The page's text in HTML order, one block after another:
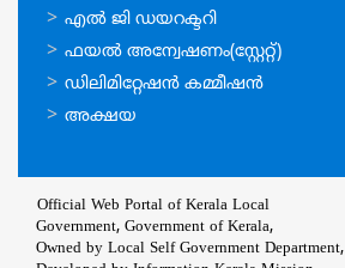
ഉപയോഗപ്രദമായ
കണ്ണികള്‍
എല്‍ ജി ഡയറക്ടറി
ഫയല്‍ അന്വേഷണം(സ്റ്റേറ്റ്)
ഡിലിമിറ്റേഷന്‍ കമ്മീഷന്‍
അക്ഷയ
Official Web Portal of Kerala Local
Government, Government of Kerala,
Owned by Local Self Government Department,